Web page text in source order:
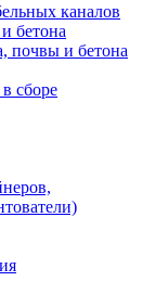
каналов
бетона
почвы и бетона
сборе